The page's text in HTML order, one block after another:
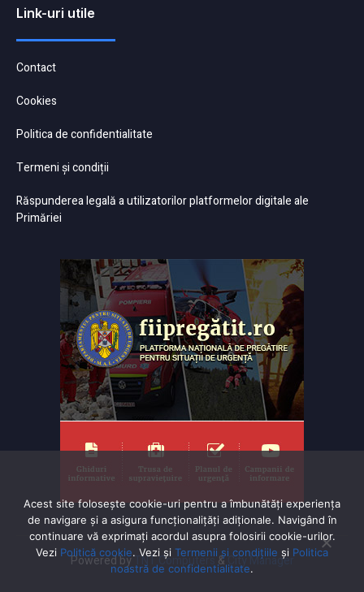
Link-uri utile
Contact
Cookies
Politica de confidentialitate
Termeni și condiții
Răspunderea legală a utilizatorilor platformelor digitale ale
Primăriei
Powered byTNT Computers&City Manager
Acest site folosește cookie-uri pentru a îmbunătăți experiența
de navigare și a asigura funcționalițăți adiționale. Navigând în
continuare vă exprimaţi acordul asupra folosirii cookie-urilor.
Vezi Politică cookie. Vezi și Termenii și condițiile și Politica
noastră de confidentialitate.